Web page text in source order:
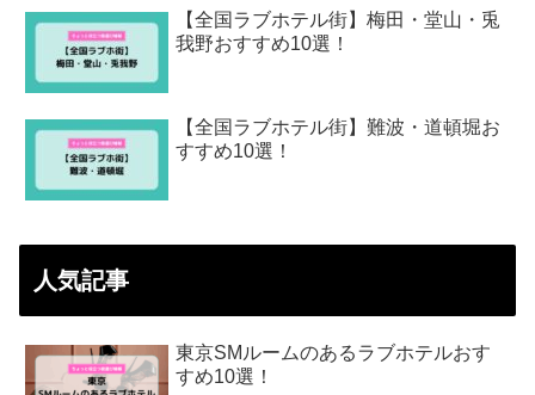
【全国ラブホテル街】梅田・堂山・兎
我野おすすめ10選！
【全国ラブホテル街】難波・道頓堀お
すすめ10選！
人気記事
東京SMルームのあるラブホテルおす
すめ10選！